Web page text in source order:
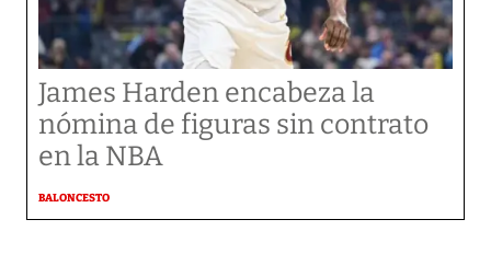
James Harden encabeza la
nómina de figuras sin contrato
en la NBA
BALONCESTO